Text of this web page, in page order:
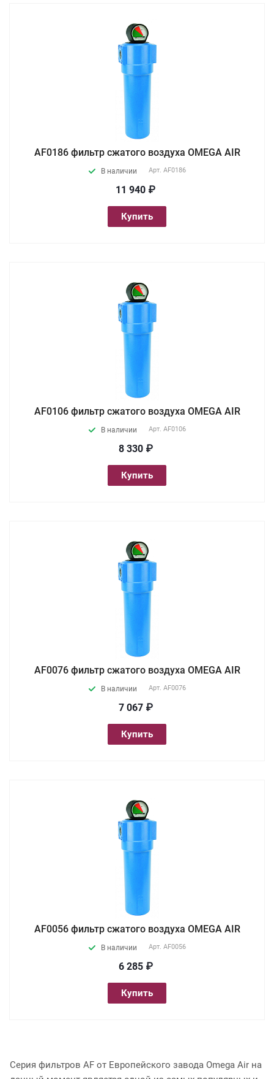
AF0186 фильтр сжатого воздуха OMEGA AIR
В наличии Арт. AF0186
11 940 ₽
Купить
AF0106 фильтр сжатого воздуха OMEGA AIR
В наличии Арт. AF0106
8 330 ₽
Купить
AF0076 фильтр сжатого воздуха OMEGA AIR
В наличии Арт. AF0076
7 067 ₽
Купить
AF0056 фильтр сжатого воздуха OMEGA AIR
В наличии Арт. AF0056
6 285 ₽
Купить
Серия фильтров AF от Европейского завода Omega Air на